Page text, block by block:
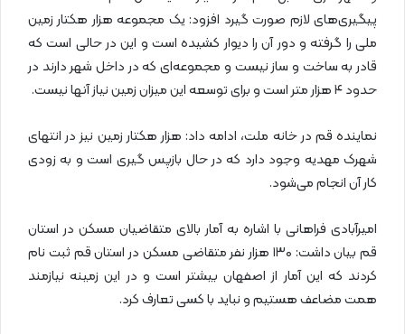
پیگیری‌های لازم صورت گیرد افزود: یک مجموعه هزار هکتار زمین
ملی را گرفته و دور آن را دیوار کشیده است و این در حالی است که
قادر به ساخت و ساز نیست و مجموعه‌ای که در داخل شهر دارند در
حدود ۴ هزار متر است و برای توسعه این میزان زمین نیاز آنها نیست.
نماینده قم در خانه ملت، ادامه داد: هزار هکتار زمین نیز در انتهای
شهرک مهدیه وجود دارد که در حال بازپس گیری است و به زودی
کار آن انجام می‌شود.
امیرآبادی فراهانی با اشاره به آمار بالای متقاضیان مسکن در استان
قم بیان داشت: ۱۳۰ هزار نفر متقاضی مسکن در استان قم ثبت نام
کردند که این آمار از اصفهان بیشتر است و در این زمینه نیازمند
همت مضاعف هستیم و نباید با کسی تعارف کرد.